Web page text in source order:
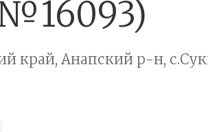
край, Анапский р-н,